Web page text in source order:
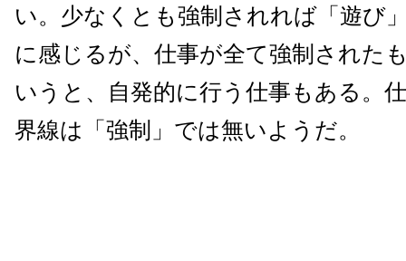
い。少なくとも強制されれば「遊び
に感じるが、仕事が全て強制された
いうと、自発的に行う仕事もある。
界線は「強制」では無いようだ。